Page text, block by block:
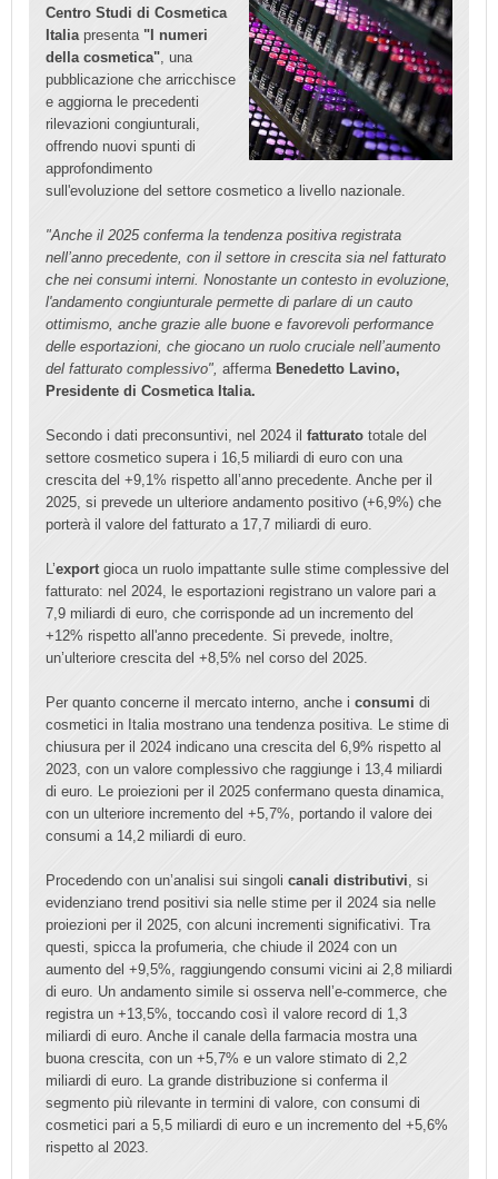
Centro Studi di Cosmetica
Italia presenta "I numeri
della cosmetica" , una
pubblicazione che arricchisce
e aggiorna le precedenti
rilevazioni congiunturali,
offrendo nuovi spunti di
approfondimento
sull'evoluzione del settore cosmetico a livello nazionale.
"Anche il 2025 conferma la tendenza positiva registrata
nell’anno precedente, con il settore in crescita sia nel fatturato
che nei consumi interni. Nonostante un contesto in evoluzione,
l'andamento congiunturale permette di parlare di un cauto
ottimismo, anche grazie alle buone e favorevoli performance
delle esportazioni, che giocano un ruolo cruciale nell’aumento
del fatturato complessivo", afferma Benedetto Lavino,
Presidente di Cosmetica Italia.
Secondo i dati preconsuntivi, nel 2024 il fatturato totale del
settore cosmetico supera i 16,5 miliardi di euro con una
crescita del +9,1% rispetto all’anno precedente. Anche per il
2025, si prevede un ulteriore andamento positivo (+6,9%) che
porterà il valore del fatturato a 17,7 miliardi di euro.
L’export gioca un ruolo impattante sulle stime complessive del
fatturato: nel 2024, le esportazioni registrano un valore pari a
7,9 miliardi di euro, che corrisponde ad un incremento del
+12% rispetto all'anno precedente. Si prevede, inoltre,
un’ulteriore crescita del +8,5% nel corso del 2025.
Per quanto concerne il mercato interno, anche i consumi di
cosmetici in Italia mostrano una tendenza positiva. Le stime di
chiusura per il 2024 indicano una crescita del 6,9% rispetto al
2023, con un valore complessivo che raggiunge i 13,4 miliardi
di euro. Le proiezioni per il 2025 confermano questa dinamica,
con un ulteriore incremento del +5,7%, portando il valore dei
consumi a 14,2 miliardi di euro.
Procedendo con un’analisi sui singoli canali distributivi , si
evidenziano trend positivi sia nelle stime per il 2024 sia nelle
proiezioni per il 2025, con alcuni incrementi significativi. Tra
questi, spicca la profumeria, che chiude il 2024 con un
aumento del +9,5%, raggiungendo consumi vicini ai 2,8 miliardi
di euro. Un andamento simile si osserva nell’e-commerce, che
registra un +13,5%, toccando così il valore record di 1,3
miliardi di euro. Anche il canale della farmacia mostra una
buona crescita, con un +5,7% e un valore stimato di 2,2
miliardi di euro. La grande distribuzione si conferma il
segmento più rilevante in termini di valore, con consumi di
cosmetici pari a 5,5 miliardi di euro e un incremento del +5,6%
rispetto al 2023.